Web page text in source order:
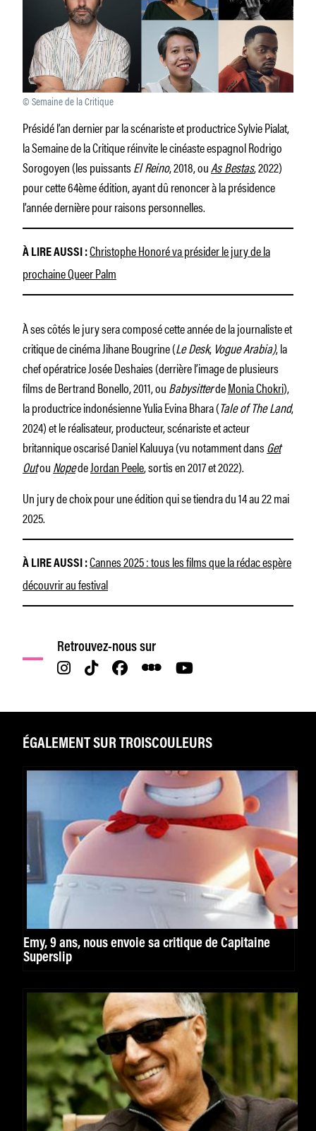
© Semaine de la Critique
Présidé l’an dernier par la scénariste et productrice Sylvie Pialat,
la Semaine de la Critique réinvite le cinéaste espagnol Rodrigo
Sorogoyen (les puissantsEl Reino, 2018, ouAs Bestas, 2022)
pour cette 64ème édition, ayant dû renoncer à la présidence
l’année dernière pour raisons personnelles.
À LIRE AUSSI :Christophe Honoré va présider le jury de la
prochaine Queer Palm
À ses côtés le jury sera composé cette année de la journaliste et
critique de cinéma Jihane Bougrine (Le Desk, Vogue Arabia), la
chef opératrice Josée Deshaies (derrière l’image de plusieurs
films de Bertrand Bonello, 2011, ouBabysitterdeMonia Chokri),
la productrice indonésienne Yulia Evina Bhara (Tale of The Land,
2024) et le réalisateur, producteur, scénariste et acteur
britannique oscarisé Daniel Kaluuya (vu notamment dansGet
OutouNopedeJordan Peele, sortis en 2017 et 2022).
Un jury de choix pour une édition qui se tiendra du 14 au 22 mai
2025.
À LIRE AUSSI :Cannes 2025 : tous les films que la rédac espère
découvrir au festival
Retrouvez-nous sur
ÉGALEMENT SUR TROISCOULEURS
Emy, 9 ans, nous envoie sa critique de Capitaine
Superslip